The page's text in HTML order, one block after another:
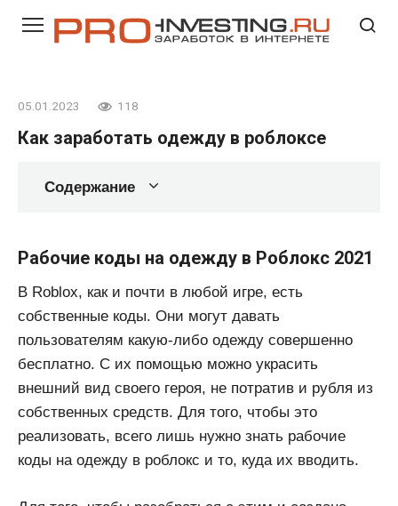
05.01.2023 118
Как заработать одежду в роблоксе
Содержание
Рабочие коды на одежду в Роблокс 2021
В Roblox, как и почти в любой игре, есть
собственные коды. Они могут давать
пользователям какую-либо одежду совершенно
бесплатно. С их помощью можно украсить
внешний вид своего героя, не потратив и рубля из
собственных средств. Для того, чтобы это
реализовать, всего лишь нужно знать рабочие
коды на одежду в роблокс и то, куда их вводить.